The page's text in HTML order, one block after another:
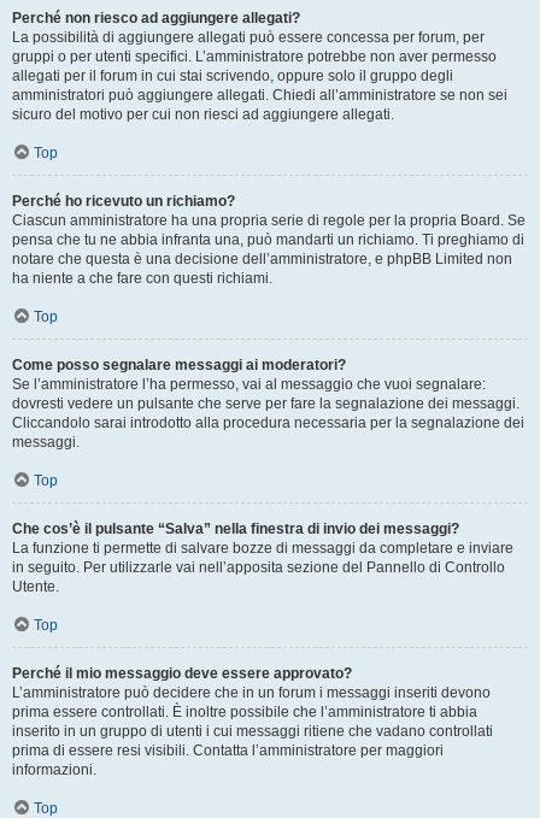
Perché non riesco ad aggiungere allegati?
La possibilità di aggiungere allegati può essere concessa per forum, per
gruppi o per utenti specifici. L’amministratore potrebbe non aver permesso
allegati per il forum in cui stai scrivendo, oppure solo il gruppo degli
amministratori può aggiungere allegati. Chiedi all’amministratore se non sei
sicuro del motivo per cui non riesci ad aggiungere allegati.
Top
Perché ho ricevuto un richiamo?
Ciascun amministratore ha una propria serie di regole per la propria Board. Se
pensa che tu ne abbia infranta una, può mandarti un richiamo. Ti preghiamo di
notare che questa è una decisione dell’amministratore, e phpBB Limited non
ha niente a che fare con questi richiami.
Top
Come posso segnalare messaggi ai moderatori?
Se l’amministratore l’ha permesso, vai al messaggio che vuoi segnalare:
dovresti vedere un pulsante che serve per fare la segnalazione dei messaggi.
Cliccandolo sarai introdotto alla procedura necessaria per la segnalazione dei
messaggi.
Top
Che cos’è il pulsante “Salva” nella finestra di invio dei messaggi?
La funzione ti permette di salvare bozze di messaggi da completare e inviare
in seguito. Per utilizzarle vai nell’apposita sezione del Pannello di Controllo
Utente.
Top
Perché il mio messaggio deve essere approvato?
L’amministratore può decidere che in un forum i messaggi inseriti devono
prima essere controllati. È inoltre possibile che l’amministratore ti abbia
inserito in un gruppo di utenti i cui messaggi ritiene che vadano controllati
prima di essere resi visibili. Contatta l’amministratore per maggiori
informazioni.
Top